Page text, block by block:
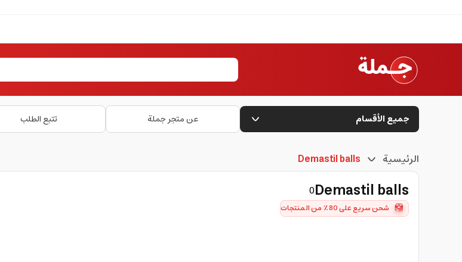
جميع الأقسام عن متجر جملة تتبع الطلب
الرئيسية Demastil balls
Demastil balls
0
شحن سريع على 80٪ من المنتجات